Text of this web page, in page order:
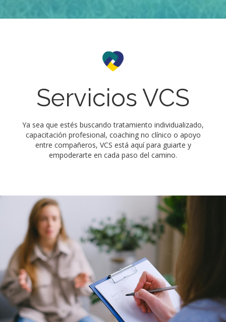
Servicios VCS
Ya sea que estés buscando tratamiento individualizado,
capacitación profesional, coaching no clínico o apoyo
entre compañeros, VCS está aquí para guiarte y
empoderarte en cada paso del camino.